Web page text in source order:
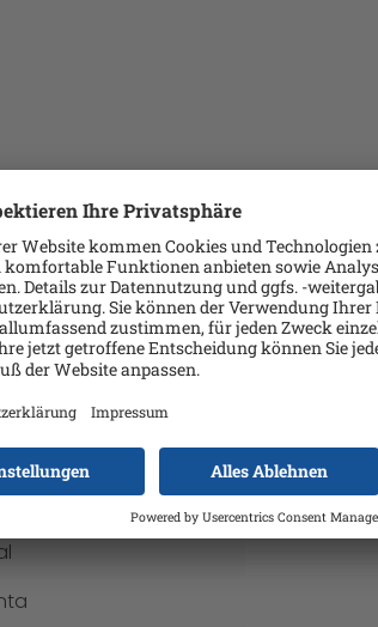
- 19.9 ml - L-
perfekt geeignet für beidseitiges
beidseitigen Drucken nicht zu
Tinte sind wasser- und